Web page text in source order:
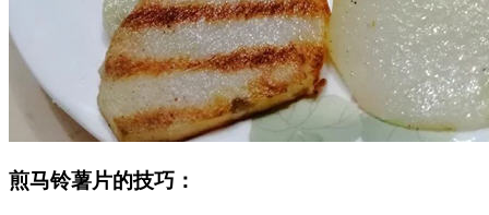
煎马铃薯片的技巧：